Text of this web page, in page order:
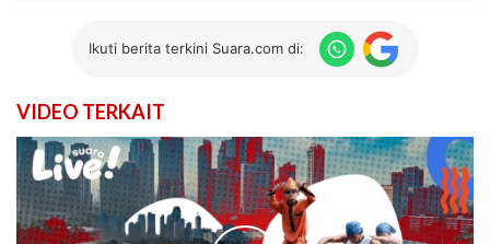
Ikuti berita terkini Suara.com di:
VIDEO TERKAIT